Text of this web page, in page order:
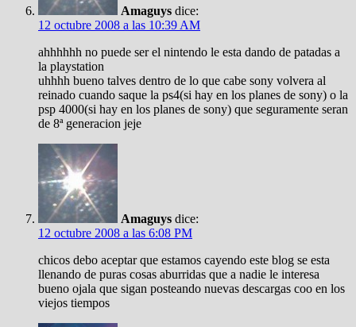
Amaguys dice:
12 octubre 2008 a las 10:39 AM
ahhhhhh no puede ser el nintendo le esta dando de patadas a
la playstation
uhhhh bueno talves dentro de lo que cabe sony volvera al
reinado cuando saque la ps4(si hay en los planes de sony) o la
psp 4000(si hay en los planes de sony) que seguramente seran
de 8ª generacion jeje
Amaguys dice:
12 octubre 2008 a las 6:08 PM
chicos debo aceptar que estamos cayendo este blog se esta
llenando de puras cosas aburridas que a nadie le interesa
bueno ojala que sigan posteando nuevas descargas coo en los
viejos tiempos